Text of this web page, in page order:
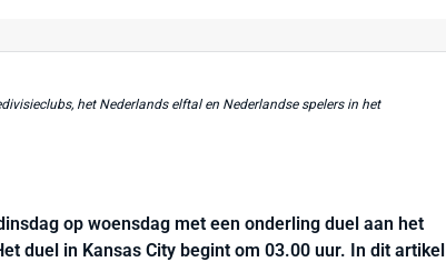
het Nederlands elftal en Nederlandse spelers in het
op woensdag met een onderling duel aan het
duel in Kansas City begint om 03.00 uur. In dit artikel